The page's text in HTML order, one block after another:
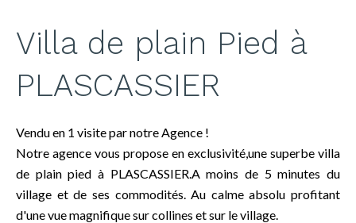
Villa de plain Pied à
PLASCASSIER
Vendu en 1 visite par notre Agence !
Notre agence vous propose en exclusivité,une superbe villa
de plain pied à PLASCASSIER.A moins de 5 minutes du
village et de ses commodités. Au calme absolu profitant
d'une vue magnifique sur collines et sur le village.